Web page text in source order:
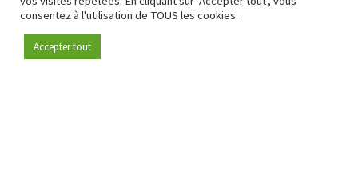
Devenez membre
consentez à l'utilisation de TOUS les cookies.
Accepter tout